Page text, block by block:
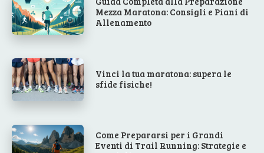
Mezza Maratona: Consigli e Piani di
Allenamento
Vinci la tua maratona: supera le
sfide fisiche!
Come Prepararsi per i Grandi
Eventi di Trail Running: Strategie e